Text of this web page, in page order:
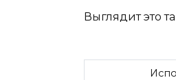
Выглядит это